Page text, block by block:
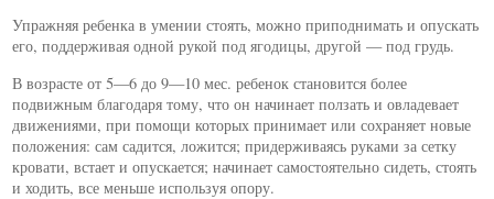
Упражняя ребенка в умении стоять, можно приподнимать и опускать
его, поддерживая одной рукой под ягодицы, другой — под грудь.
В возрасте от 5—6 до 9—10 мес. ребенок становится более
подвижным благодаря тому, что он начинает ползать и овладевает
движениями, при помощи которых принимает или сохраняет новые
положения: сам садится, ложится; придерживаясь руками за сетку
кровати, встает и опускается; начинает самостоятельно сидеть, стоять
и ходить, все меньше используя опору.